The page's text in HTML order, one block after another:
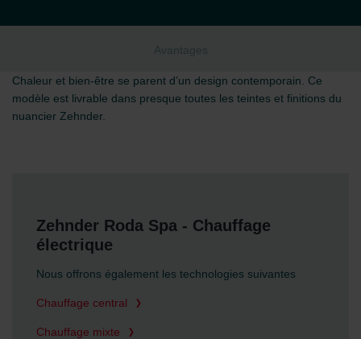
Avantages
Chaleur et bien-être se parent d’un design contemporain. Ce
modèle est livrable dans presque toutes les teintes et finitions du
nuancier Zehnder.
Zehnder Roda Spa - Chauffage
électrique
Nous offrons également les technologies suivantes
Chauffage central
Chauffage mixte